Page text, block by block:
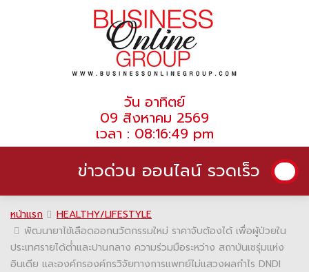
วัน อาทิตย์
09 สิงหาคม 2569
เวลา : 08:16:49 pm
ข่าวด่วน ออนไลน์ รวดเร็ว
หน้าแรก
HEALTHY/LIFESTYLE
พัฒนายาไข้เลือดออกนวัตกรรมใหม่ ราคาจับต้องได้ เพื่อผู้ป่วยใน
ประเทศรายได้ต่ำและปานกลาง ความร่วมมือระหว่าง สถาบันเซรุ่มแห่ง
อินเดีย และองค์กรองค์กรวิจัยทางการแพทย์ไม่แสวงผลกำไร DNDI